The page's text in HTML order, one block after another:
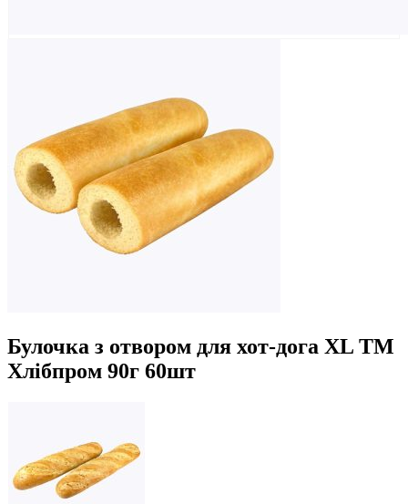
Булочка з отвором для хот-дога XL ТМ
Хлібпром 90г 60шт